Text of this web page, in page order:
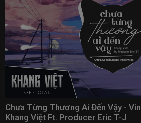
Chưa Từng Thương Ai Đến Vậy -
Khang Việt Ft. Producer Eric T-J